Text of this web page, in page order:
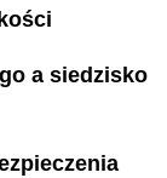
a siedzisko